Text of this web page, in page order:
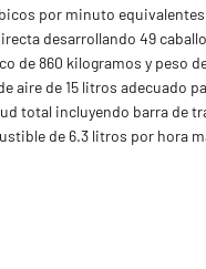
por minuto
desarrollando 49
de 860 kilogramos y
aire de 15 litros adecuado
total incluyendo barra de
de 6.3 litros por hora